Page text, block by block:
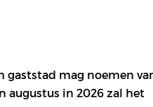
gaststad mag noemen
augustus in 2026 zal het